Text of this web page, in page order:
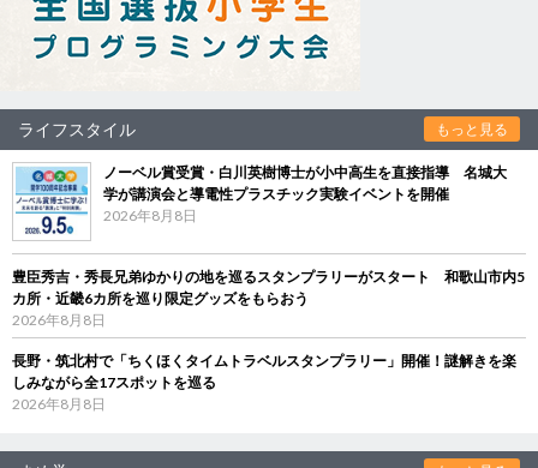
ライフスタイル もっと見る
ノーベル賞受賞・白川英樹博士が小中高生を直接指導 名城大
学が講演会と導電性プラスチック実験イベントを開催
2026年8月8日
豊臣秀吉・秀長兄弟ゆかりの地を巡るスタンプラリーがスタート 和歌山市内5
カ所・近畿6カ所を巡り限定グッズをもらおう
2026年8月8日
長野・筑北村で「ちくほくタイムトラベルスタンプラリー」開催！謎解きを楽
しみながら全17スポットを巡る
2026年8月8日